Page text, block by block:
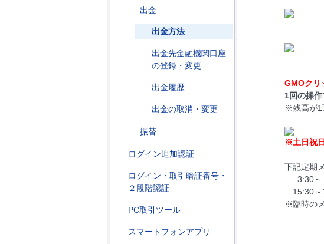
出金
出金方法
出金先金融機関口座
の登録・変更
出金履歴
出金の取消・変更
振替
ログイン追加認証
ログイン・取引暗証番号・
２段階認証
PC取引ツール
スマートフォンアプリ
GMOクリ
1回の操
※残高が1
※土日祝
下記定期
3:30～
15:30～
※臨時の